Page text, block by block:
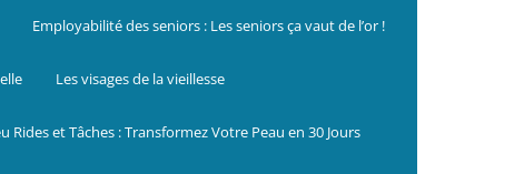
Employabilité des seniors : Les seniors ça vaut de l’or !
Les visages de la vieillesse
Rides et Tâches : Transformez Votre Peau en 30 Jours